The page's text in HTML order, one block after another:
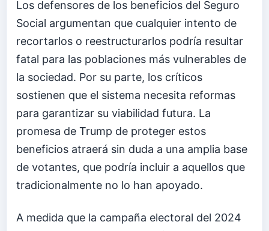
Los defensores de los beneficios del Seguro
Social argumentan que cualquier intento de
recortarlos o reestructurarlos podría resultar
fatal para las poblaciones más vulnerables de
la sociedad. Por su parte, los críticos
sostienen que el sistema necesita reformas
para garantizar su viabilidad futura. La
promesa de Trump de proteger estos
beneficios atraerá sin duda a una amplia base
de votantes, que podría incluir a aquellos que
tradicionalmente no lo han apoyado.
A medida que la campaña electoral del 2024